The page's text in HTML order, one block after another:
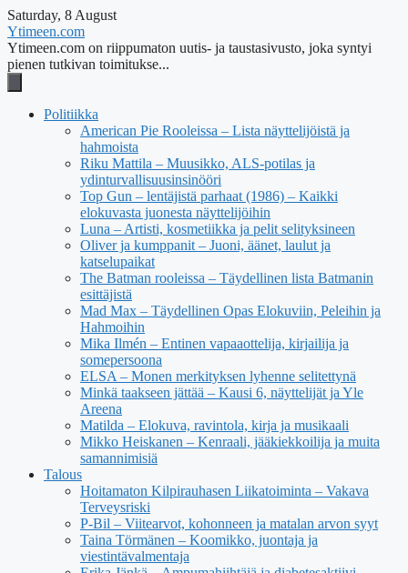
Saturday, 8 August
Ytimeen.com
Ytimeen.com on riippumaton uutis- ja taustasivusto, joka syntyi
pienen tutkivan toimitukse...
Politiikka
American Pie Rooleissa – Lista näyttelijöistä ja
hahmoista
Riku Mattila – Muusikko, ALS-potilas ja
ydinturvallisuusinsinööri
Top Gun – lentäjistä parhaat (1986) – Kaikki
elokuvasta juonesta näyttelijöihin
Luna – Artisti, kosmetiikka ja pelit selityksineen
Oliver ja kumppanit – Juoni, äänet, laulut ja
katselupaikat
The Batman rooleissa – Täydellinen lista Batmanin
esittäjistä
Mad Max – Täydellinen Opas Elokuviin, Peleihin ja
Hahmoihin
Mika Ilmén – Entinen vapaaottelija, kirjailija ja
somepersoona
ELSA – Monen merkityksen lyhenne selitettynä
Minkä taakseen jättää – Kausi 6, näyttelijät ja Yle
Areena
Matilda – Elokuva, ravintola, kirja ja musikaali
Mikko Heiskanen – Kenraali, jääkiekkoilija ja muita
samannimisiä
Talous
Hoitamaton Kilpirauhasen Liikatoiminta – Vakava
Terveysriski
P-Bil – Viitearvot, kohonneen ja matalan arvon syyt
Taina Törmänen – Koomikko, juontaja ja
viestintävalmentaja